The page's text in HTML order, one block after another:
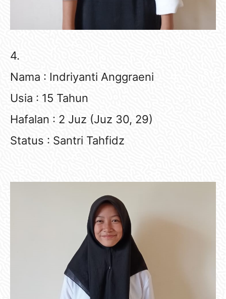
4.
Nama : Indriyanti Anggraeni
Usia : 15 Tahun
Hafalan : 2 Juz (Juz 30, 29)
Status : Santri Tahfidz